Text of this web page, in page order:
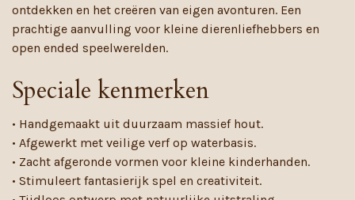
ontdekken en het creëren van eigen avonturen. Een
prachtige aanvulling voor kleine dierenliefhebbers en
open ended speelwerelden.
Speciale kenmerken
• Handgemaakt uit duurzaam massief hout.
• Afgewerkt met veilige verf op waterbasis.
• Zacht afgeronde vormen voor kleine kinderhanden.
• Stimuleert fantasierijk spel en creativiteit.